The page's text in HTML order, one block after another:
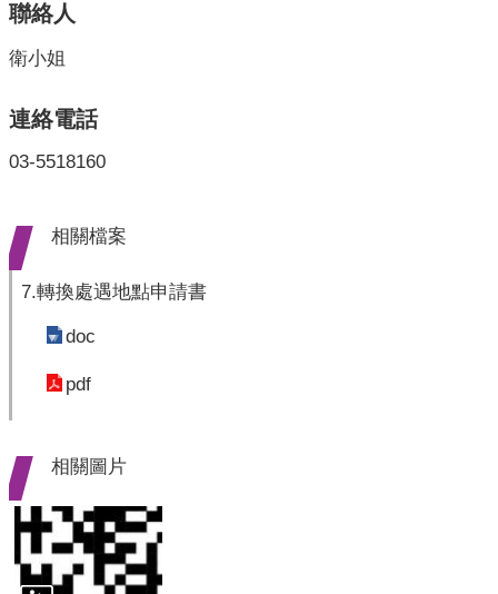
主
題
區
便
務
政
府
資
公
各
衛
生
所
測
聯絡人
衛小姐
連絡電話
03-5518160
相關檔案
7.轉換處遇地點申請書
doc
pdf
相關圖片